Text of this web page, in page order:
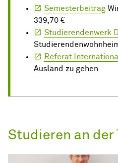
Semesterbeitrag
339,70 €
Studierendenwerk
Referat
Ausland zu gehen
Studieren an der